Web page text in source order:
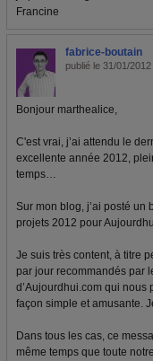
Francine
fabrice-boutain
publié le 31/01/
Bonjour marthealice,
C'est vrai, j’ai attendu le
excellente année 2012,
temps…
Sur mon blog, j’ai posté
projets 2012 pour
Je suis très content, à titre
par jour recommandés par
d’Aujourdhui.com qui nous
façon simple et amusante.
Dans tous les cas, ce
même temps que toute